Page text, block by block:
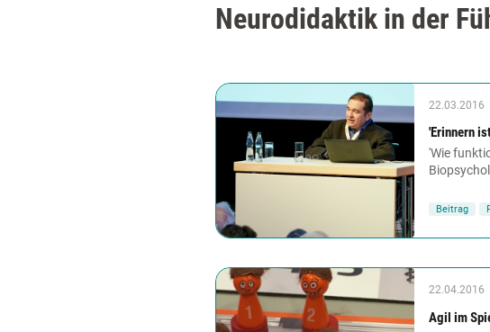
Neurodidaktik in der
22.03.2016
'Erinnern
'Wie
Beitrag
22.04.2016
Agil im